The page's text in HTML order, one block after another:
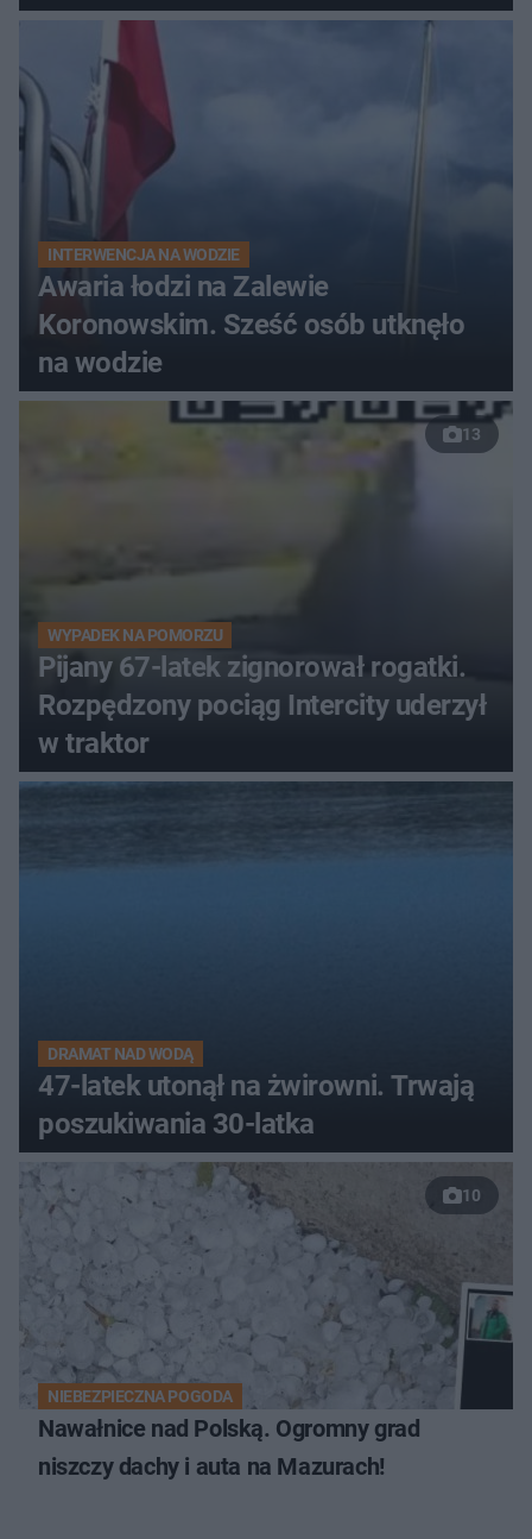
do szpitala
INTERWENCJA NA WODZIE
Awaria łodzi na Zalewie
Koronowskim. Sześć osób utknęło
na wodzie
13
WYPADEK NA POMORZU
Pijany 67-latek zignorował rogatki.
Rozpędzony pociąg Intercity uderzył
w traktor
DRAMAT NAD WODĄ
47-latek utonął na żwirowni. Trwają
poszukiwania 30-latka
10
NIEBEZPIECZNA POGODA
Nawałnice nad Polską. Ogromny grad
niszczy dachy i auta na Mazurach!